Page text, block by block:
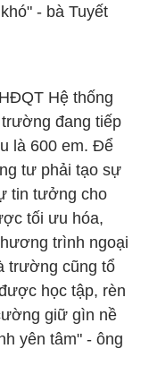
- bà Tuyết
Hệ thống
đang tiếp
là 600 em. Để
tư phải tạo sự
tin tưởng cho
tối ưu hóa,
trình ngoại
trường cũng tổ
học tập, rèn
giữ gìn nề
yên tâm" - ông